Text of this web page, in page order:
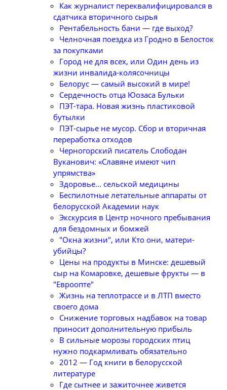
Как журналист переквалифицировался в
сдатчика вторичного сырья
Рентабельность бани — где выход?
Челночная поездка из Гродно в Белосток
за покупками
Город не для всех, или Один день из
жизни инвалида-колясочницы
Белорус — самый высокий в мире!
Сердечность отца Юозаса Бульки
ПЭТ-тара. Новая жизнь пластиковой
бутылки
ПЭТ-сырье не мусор. Сбор и вторичная
переработка отходов
Черногорский писатель Слободан
Вуканович: «Славяне имеют чип
упрямства»
Здоровье... сельской медицины
Беспилотные летательные аппараты от
белорусской Академии наук
Экскурсия в Центр ночного пребывания
для бездомных и бомжей
"Окна жизни", или Кто они, матери-
убийцы?
Цены на продукты в Минске: дешевый
сыр на Комаровке, дешевые фрукты — в
"Евроопте"
Жизнь на теплотрассе и в ЛТП вместо
своего дома
Снижение торговых надбавок на товар
приносит дополнительную прибыль
В сильные морозы городских птиц
нужно подкармливать обязательно
2012 — Год книги в белорусской
литературе
Где сытнее и зажиточнее живется